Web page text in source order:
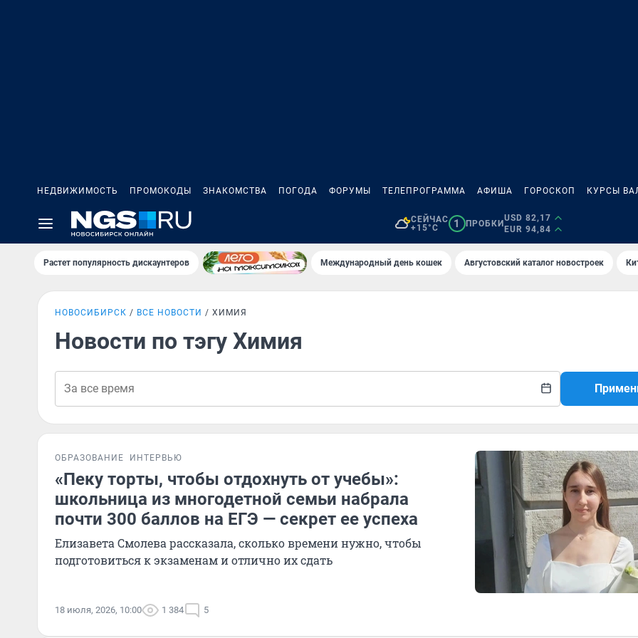
НЕДВИЖИМОСТЬ ПРОМОКОДЫ ЗНАКОМСТВА ПОГОДА ФОРУМЫ ТЕЛЕПРОГРАММА АФИША ГОРОСКОП КУРСЫ
СЕЙЧАС
+15°C
1 ПРОБКИ
USD 82,17
EUR 94,84
Растет популярность дискаунтеров Международный день кошек Августовский каталог новостроек
НОВОСИБИРСК ВСЕ НОВОСТИ ХИМИЯ
Новости по тэгу Химия
ОБРАЗОВАНИЕ ИНТЕРВЬЮ
«Пеку торты, чтобы отдохнуть от учебы»:
школьница из многодетной семьи набрала
почти 300 баллов на ЕГЭ — секрет ее успеха
Елизавета Смолева рассказала, сколько времени нужно, чтобы
подготовиться к экзаменам и отлично их сдать
18 июля, 2026, 10:00 1 384 5